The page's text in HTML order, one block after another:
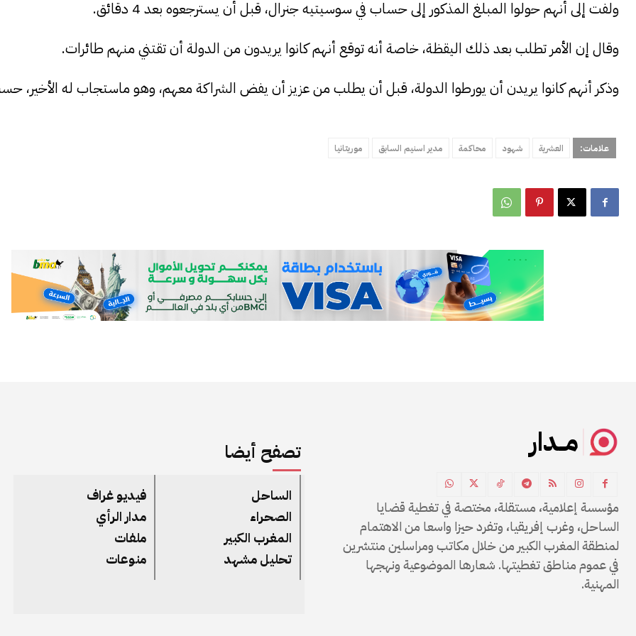
ولفت إلى أنهم حولوا المبلغ المذكور إلى حساب في سوسيتيه جنرال، قبل أن يسترجعوه بعد 4 دقائق.
وقال إن الأمر تطلب بعد ذلك اليقظة، خاصة أنه توقع أنهم كانوا يريدون من الدولة أن تقتني منهم طائرات.
وذكر أنهم كانوا يريدن أن يورطوا الدولة، قبل أن يطلب من عزيز أن يفض الشراكة معهم، وهو ماستجاب له الأخير،
علامات: العشرية شهود محاكمة مدير اسنيم السابق موريتانيا
تصفح أيضا
فيديو غراف
مدار الرأي
ملفات
منوعات
الساحل
الصحراء
المغرب الكبير
تحليل مشهد
مــدار
مؤسسة إعلامية، مستقلة، مختصة في تغطية قضايا
الساحل، وغرب إفريقيا، وتفرد حيزا واسعا من الاهتمام
لمنطقة المغرب الكبير من خلال مكاتب ومراسلين منتشرين
في عموم مناطق تغطيتها. شعارها الموضوعية ونهجها
المهنية.